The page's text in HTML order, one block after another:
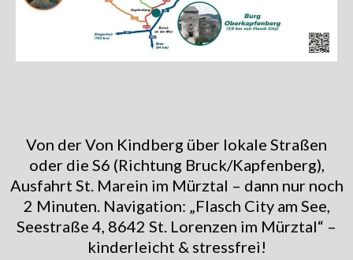
Von der Von Kindberg über lokale Straßen
oder die S6 (Richtung Bruck/Kapfenberg),
Ausfahrt St. Marein im Mürztal – dann nur noch
2 Minuten. Navigation: „Flasch City am See,
Seestraße 4, 8642 St. Lorenzen im Mürztal“ –
kinderleicht & stressfrei!